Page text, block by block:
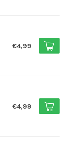
€4,99
€4,99